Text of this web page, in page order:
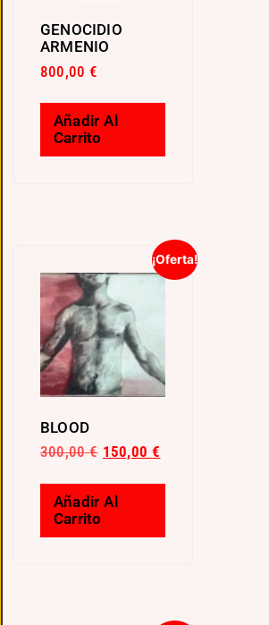
GENOCIDIO
ARMENIO
800,00€
Añadir Al
Carrito
¡Oferta!
BLOOD
300,00€ 150,00€
Añadir Al
Carrito